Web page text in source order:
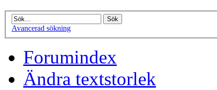
Avancerad sökning
Forumindex
Ändra textstorlek